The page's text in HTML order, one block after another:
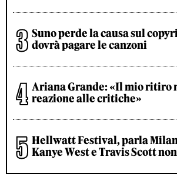
Suno perde la causa sul
dovrà pagare le canzoni
Ariana Grande: «Il mio ritiro
reazione alle critiche»
Hellwatt Festival, parla
Kanye West e Travis Scott